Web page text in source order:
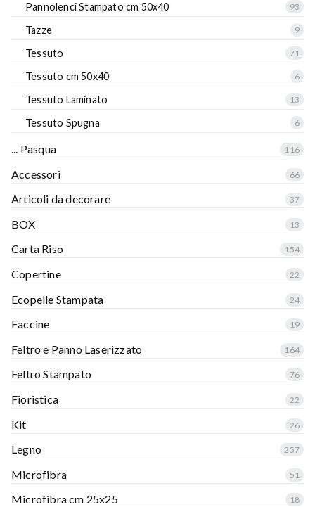
Pannolenci Stampato cm 50x40 93
Tazze 9
Tessuto 71
Tessuto cm 50x40 6
Tessuto Laminato 13
Tessuto Spugna 6
... Pasqua 116
Accessori 66
Articoli da decorare 37
BOX 13
Carta Riso 154
Copertine 22
Ecopelle Stampata 24
Faccine 19
Feltro e Panno Laserizzato 164
Feltro Stampato 76
Fioristica 22
Kit 26
Legno 257
Microfibra 51
Microfibra cm 25x25 18